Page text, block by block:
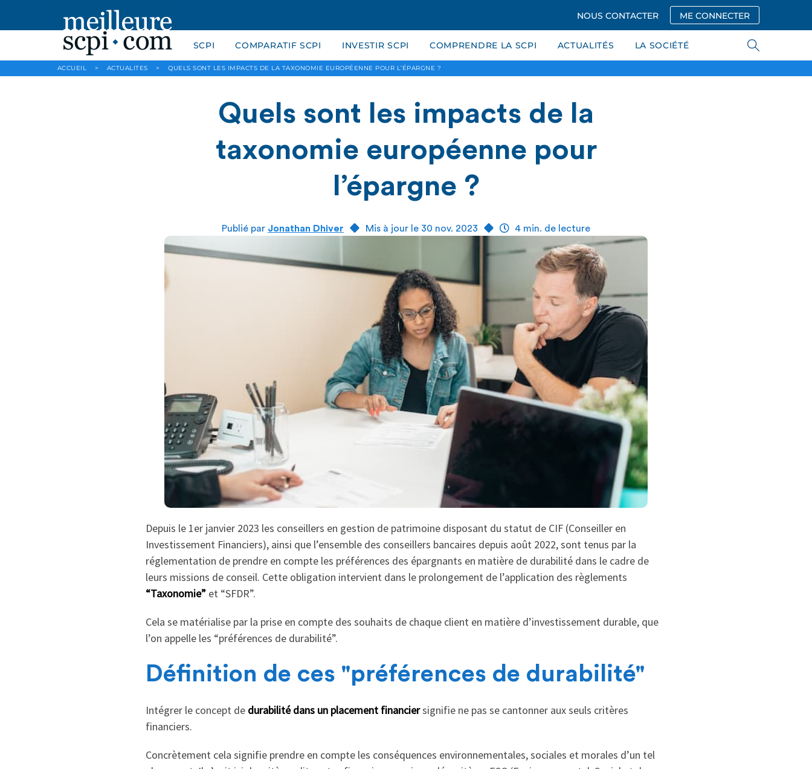
NOUS CONTACTER ME CONNECTER
SCPI COMPARATIF SCPI INVESTIR SCPI COMPRENDRE LA SCPI ACTUALITÉS LA SOCIÉTÉ
ACCUEIL > ACTUALITES > QUELS SONT LES IMPACTS DE LA TAXONOMIE EUROPÉENNE POUR L’ÉPARGNE ?
Quels sont les impacts de la
taxonomie européenne pour
l’épargne ?
Publié par Jonathan Dhiver Mis à jour le 30 nov. 2023 4 min. de lecture
Depuis le 1er janvier 2023 les conseillers en gestion de patrimoine disposant du statut de CIF (Conseiller en
Investissement Financiers), ainsi que l’ensemble des conseillers bancaires depuis août 2022, sont tenus par la
réglementation de prendre en compte les préférences des épargnants en matière de durabilité dans le cadre de
leurs missions de conseil. Cette obligation intervient dans le prolongement de l’application des règlements
“Taxonomie”et “SFDR”.
Cela se matérialise par la prise en compte des souhaits de chaque client en matière d’investissement durable, que
l’on appelle les “préférences de durabilité”.
Définition de ces "préférences de durabilité"
Intégrer le concept de durabilité dans un placement financiersignifie ne pas se cantonner aux seuls critères
financiers.
Concrètement cela signifie prendre en compte les conséquences environnementales, sociales et morales d’un tel